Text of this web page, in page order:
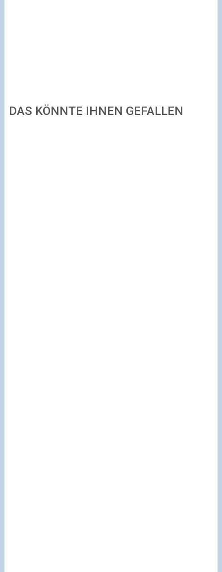
DAS KÖNNTE IHNEN GEFALLEN